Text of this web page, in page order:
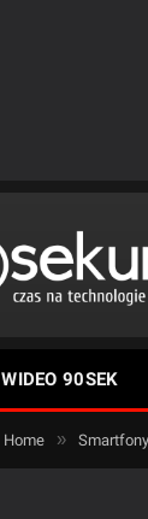
WIDEO 90SEK
Home » Smartfony